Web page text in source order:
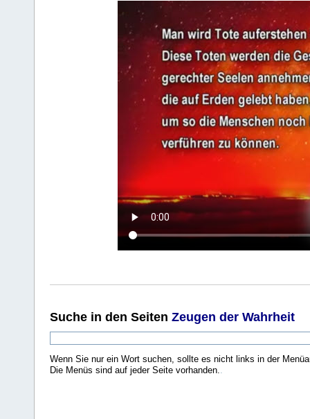
Suche in den Seiten Zeugen der Wahrheit
Wenn Sie nur ein Wort suchen, sollte es nicht links in der
Die Menüs sind auf jeder Seite vorhanden.